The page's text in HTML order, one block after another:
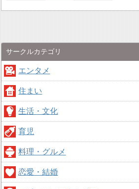
サークルカテゴリ
エンタメ
住まい
生活・文化
育児
料理・グルメ
恋愛・結婚